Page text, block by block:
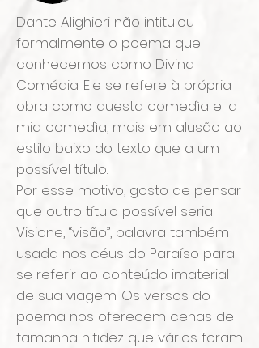
Dante Alighieri não intitulou
formalmente o poema que
conhecemos como Divina
Comédia. Ele se refere à própria
obra como questa comedìa e la
mia comedìa, mais em alusão ao
estilo baixo do texto que a um
possível título.
Por esse motivo, gosto de pensar
que outro título possível seria
Visione, “visão”, palavra também
usada nos céus do Paraíso para
se referir ao conteúdo imaterial
de sua viagem. Os versos do
poema nos oferecem cenas de
tamanha nitidez que vários foram